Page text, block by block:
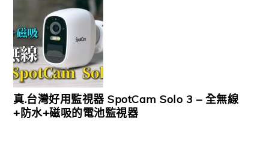
真.台灣好用監視器 SpotCam Solo 3 – 全無線
+防水+磁吸的電池監視器